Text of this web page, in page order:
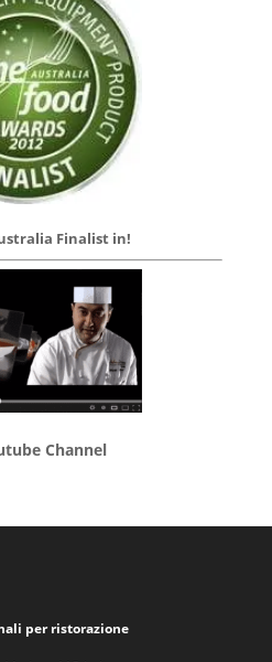
Finalist in!
Channel
per ristorazione